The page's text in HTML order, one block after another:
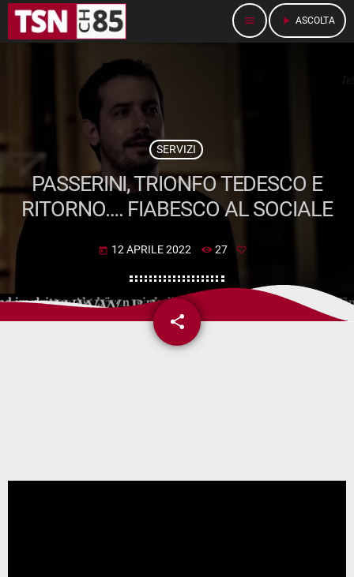
menu play_arrow ASCOLTA
SERVIZI
PASSERINI, TRIONFO TEDESCO E
RITORNO…. FIABESCO AL SOCIALE
today 12 APRILE 2022 27
share
email